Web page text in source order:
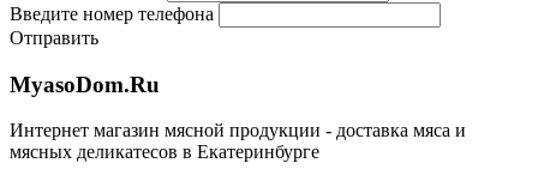
Введите номер телефона
Отправить
MyasoDom.Ru
Интернет магазин мясной продукции - доставка мяса и
мясных деликатесов в Екатеринбурге